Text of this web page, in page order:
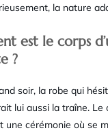
la nature
est le corps
?
soir, la robe qui
lui aussi la traîne. Le
une cérémonie où se